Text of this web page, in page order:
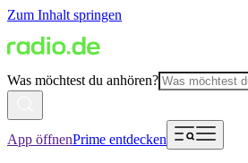
Zum Inhalt springen
Was möchtest du anhören?
App öffnenPrime entdecken